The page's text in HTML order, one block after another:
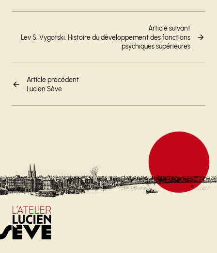
Article précédent
Lucien Sève
Article suivant
Lev S. Vygotski. Histoire du développement des fonctions
psychiques supérieures